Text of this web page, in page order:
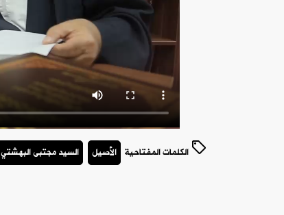
الكلمات المفتاحية الأصيل السيد مجتبى البهشتي